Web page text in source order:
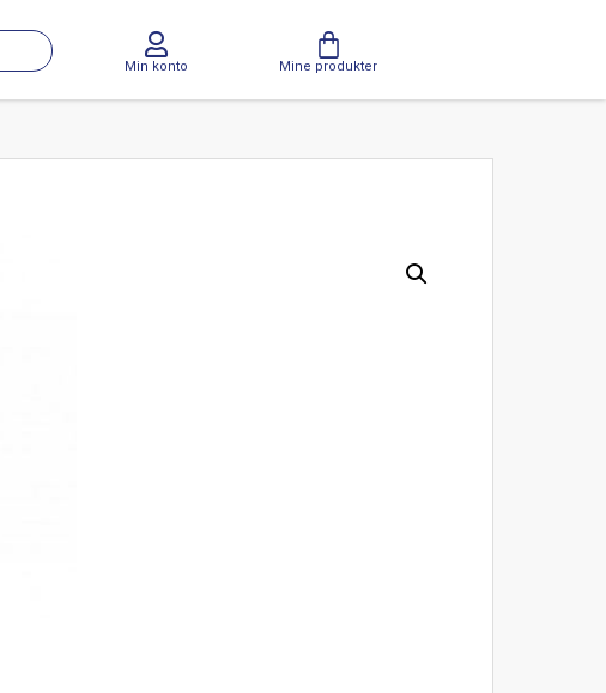
Min konto Mine produkter